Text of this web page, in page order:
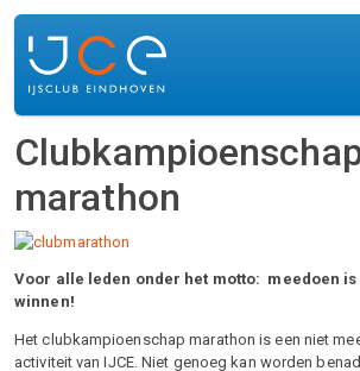
Skip to main content
marathon
Voor alle leden onder het motto: meedoen
winnen!
Het clubkampioenschap marathon is een niet
activiteit van IJCE. Niet genoeg kan worden